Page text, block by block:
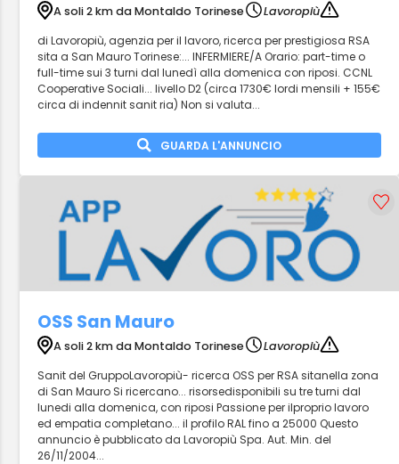
A soli 2 km da Montaldo Torinese
Lavoropiù
di Lavoropiù, agenzia per il lavoro, ricerca per prestigiosa RSA
sita a San Mauro Torinese:... INFERMIERE/A Orario: part-time o
full-time sui 3 turni dal lunedì alla domenica con riposi. CCNL
Cooperative Sociali... livello D2 (circa 1730€ lordi mensili + 155€
circa di indennit sanit ria) Non si valuta...
GUARDA L'ANNUNCIO
OSS San Mauro
A soli 2 km da Montaldo Torinese
Lavoropiù
Sanit del GruppoLavoropiù- ricerca OSS per RSA sitanella zona
di San Mauro Si ricercano... risorsedisponibili su tre turni dal
lunedi alla domenica, con riposi Passione per ilproprio lavoro
ed empatia completano... il profilo RAL fino a 25000 Questo
annuncio è pubblicato da Lavoropiù Spa. Aut. Min. del
26/11/2004...